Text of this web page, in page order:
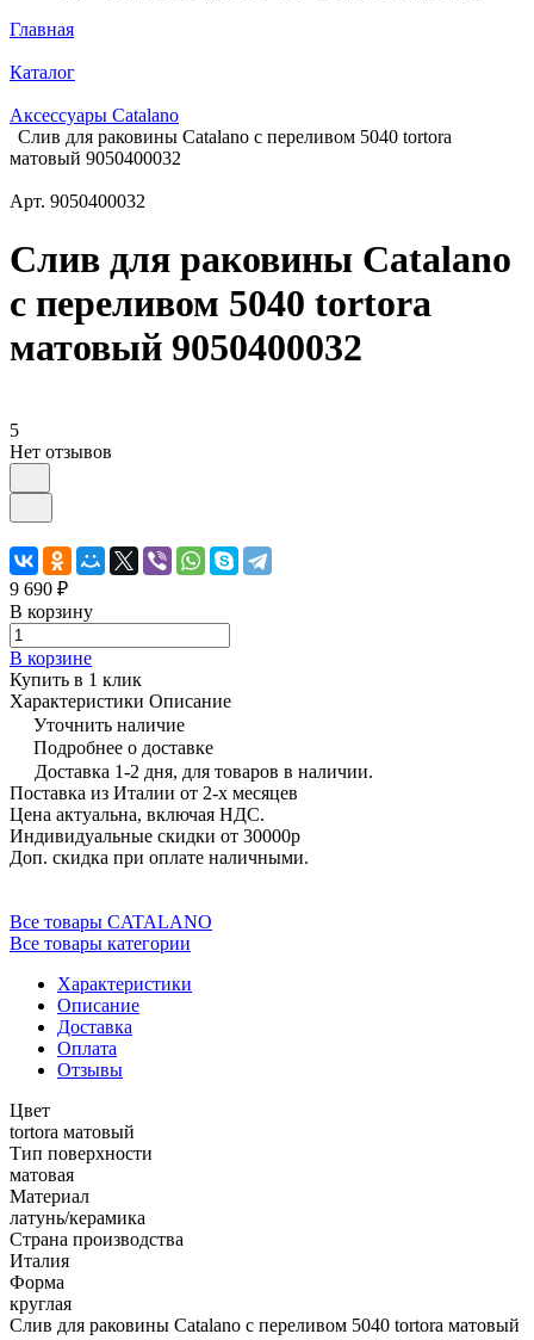
Главная
Каталог
Аксессуары Catalano
Слив для раковины Catalano с переливом 5040 tortora
матовый 9050400032
Арт. 9050400032
Слив для раковины Catalano
с переливом 5040 tortora
матовый 9050400032
5
Нет отзывов
9 690 ₽
В корзину
В корзине
Купить в 1 клик
Характеристики Описание
Уточнить наличие
Подробнее о доставке
Доставка 1-2 дня, для товаров в наличии.
Поставка из Италии от 2-х месяцев
Цена актуальна, включая НДС.
Индивидуальные скидки от 30000р
Доп. скидка при оплате наличными.
Все товары CATALANO
Все товары категории
Характеристики
Описание
Доставка
Оплата
Отзывы
Цвет
tortora матовый
Тип поверхности
матовая
Материал
латунь/керамика
Страна производства
Италия
Форма
круглая
Слив для раковины Catalano с переливом 5040 tortora матовый